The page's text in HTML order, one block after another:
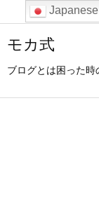
モカ式
ブログとは困った
Japanese